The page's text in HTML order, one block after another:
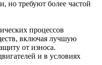
но требуют более частой
процессов
включая лучшую
от износа.
и в условиях